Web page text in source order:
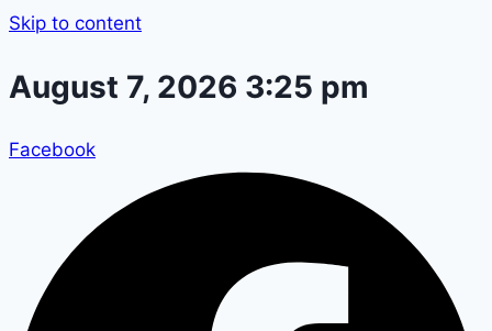
Skip to content
August 7, 2026 3:25 pm
Facebook